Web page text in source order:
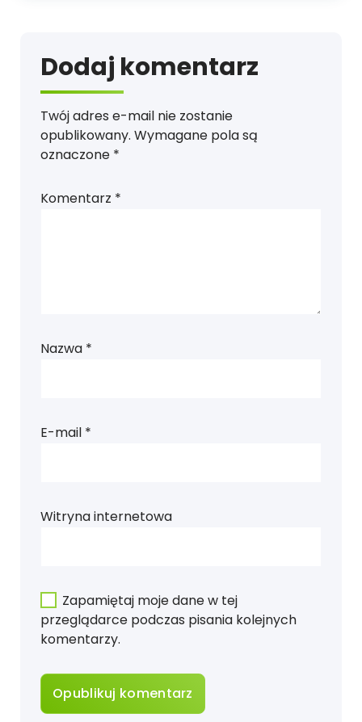
Dodaj komentarz
Twój adres e-mail nie zostanie
opublikowany. Wymagane pola są
oznaczone *
Komentarz *
Nazwa *
E-mail *
Witryna internetowa
Zapamiętaj moje dane w tej
przeglądarce podczas pisania kolejnych
komentarzy.